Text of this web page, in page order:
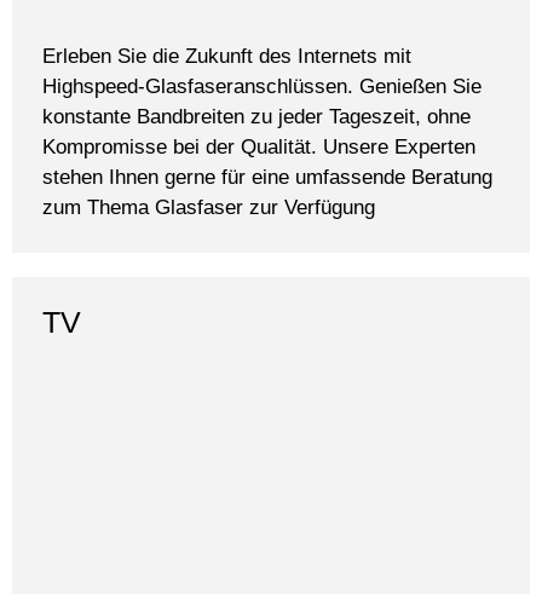
Erleben Sie die Zukunft des Internets mit
Highspeed-Glasfaseranschlüssen. Genießen Sie
konstante Bandbreiten zu jeder Tageszeit, ohne
Kompromisse bei der Qualität. Unsere Experten
stehen Ihnen gerne für eine umfassende Beratung
zum Thema Glasfaser zur Verfügung
TV